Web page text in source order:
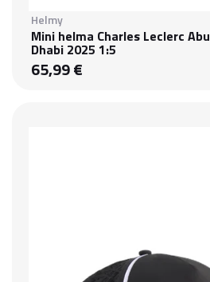
Helmy
Mini helma Charles Leclerc Abu
Dhabi 2025 1:5
65,99 €